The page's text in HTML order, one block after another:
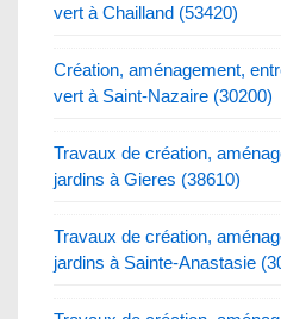
vert à Chailland (53420)
Création, aménagement,
vert à Saint-Nazaire (30200)
Travaux de création,
jardins à Gieres (38610)
Travaux de création,
jardins à Sainte-Anastasie